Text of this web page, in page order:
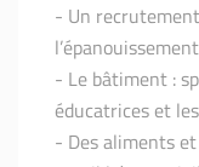
- Un
- Le bâtiment :
éducatrices et
- Des aliments